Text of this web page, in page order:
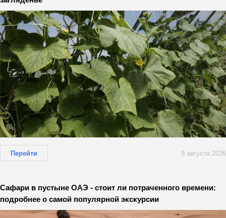
Перейти 8 августа 2026
Сафари в пустыне ОАЭ - стоит ли потраченного времени:
подробнее о самой популярной экскурсии